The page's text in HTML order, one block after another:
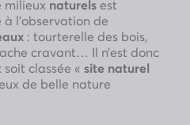
milieux naturels est
l’observation de
: tourterelle des bois,
cravant… Il n’est donc
soit classée « site naturel
de belle nature